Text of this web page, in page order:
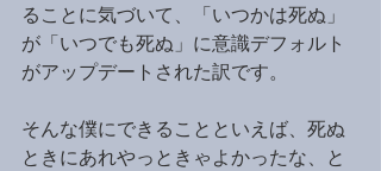
ることに気づいて、「いつかは死ぬ」
が「いつでも死ぬ」に意識デフォルト
がアップデートされた訳です。
そんな僕にできることといえば、死ぬ
ときにあれやっときゃよかったな、と